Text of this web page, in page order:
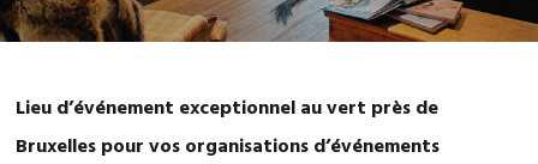
Lieu d’événement exceptionnel au vert près de
Bruxelles pour vos organisations d’événements